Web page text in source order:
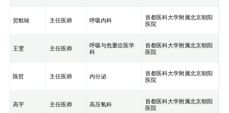
贺航咏 主任医师 呼吸内科
首都医科大学附属北京朝阳
医院
王雯 主任医师
呼吸与危重症医学
科
首都医科大学附属北京朝阳
医院
陈哲 主任医师 内分泌
首都医科大学附属北京朝阳
医院
高宇 主任医师 高压氧科
首都医科大学附属北京朝阳
医院